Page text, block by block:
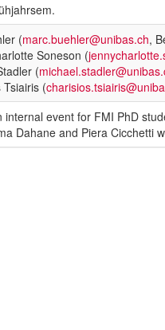
(marc.buehler@unibas.ch,
Soneson (
(
(
internal event for FMI PhD
Dahane and Piera Cicchetti